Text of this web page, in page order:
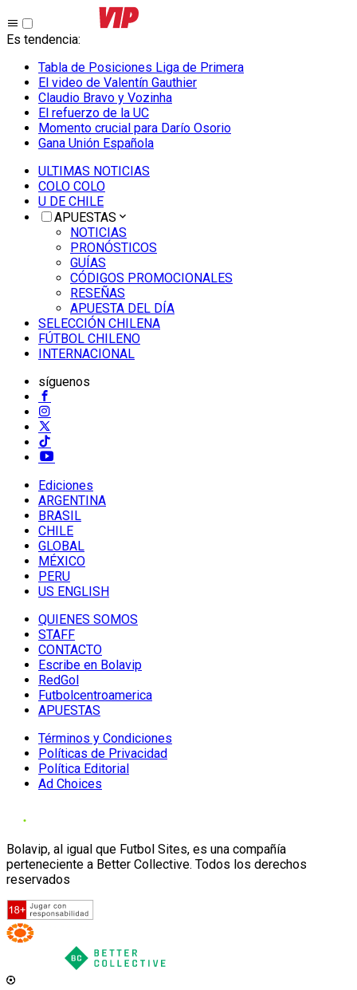
Es tendencia:
Tabla de Posiciones Liga de Primera
El video de Valentín Gauthier
Claudio Bravo y Vozinha
El refuerzo de la UC
Momento crucial para Darío Osorio
Gana Unión Española
ULTIMAS NOTICIAS
COLO COLO
U DE CHILE
APUESTAS
NOTICIAS
PRONÓSTICOS
GUÍAS
CÓDIGOS PROMOCIONALES
RESEÑAS
APUESTA DEL DÍA
SELECCIÓN CHILENA
FÚTBOL CHILENO
INTERNACIONAL
síguenos
Ediciones
ARGENTINA
BRASIL
CHILE
GLOBAL
MÉXICO
PERU
US ENGLISH
QUIENES SOMOS
STAFF
CONTACTO
Escribe en Bolavip
RedGol
Futbolcentroamerica
APUESTAS
Términos y Condiciones
Políticas de Privacidad
Política Editorial
Ad Choices
Bolavip, al igual que Futbol Sites, es una compañía
perteneciente a Better Collective. Todos los derechos
reservados